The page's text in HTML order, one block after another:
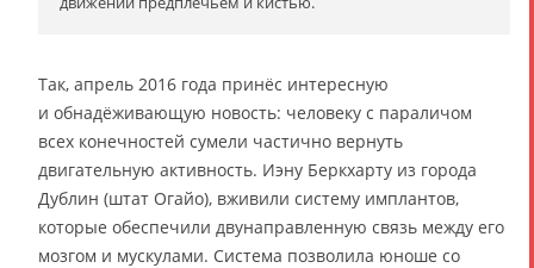
Так, апрель 2016 года принёс интересную
и обнадёживающую новость: человеку с параличом
всех конечностей сумели частично вернуть
двигательную активность. Иэну Беркхарту из города
Дублин (штат Огайо), вживили систему имплантов,
которые обеспечили двунаправленную связь между его
мозгом и мускулами. Система позволила юноше со